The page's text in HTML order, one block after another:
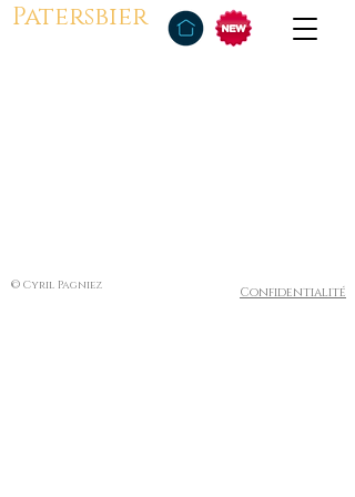
Patersbier
© Cyril Pagniez Confidentialité